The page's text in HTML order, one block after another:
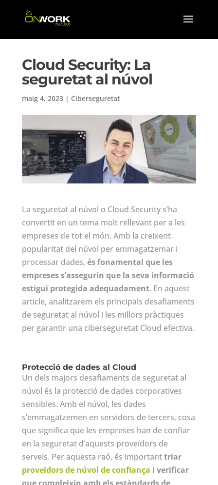
Cloud Security: La
seguretat al núvol
maig 4, 2023| Ciberseguretat
La seguretat al núvol o Cloud Security s’ha
convertit en un tema molt rellevant per a les
empreses de tot el món. Amb la creixent
popularitat del núvol per emmagatzemar i
processar dades, és fonamental que les
empreses s’assegurin que la seva informació
estigui protegida adequadament. En aquest
article, analitzarem els principals desafiaments
de seguretat al núvol i les millors pràctiques
per garantir una ciberseguretat Cloud efectiva.
Protecció de dades al Cloud
Un dels majors desafiaments de seguretat al
núvol és la protecció de dades corporatives
sensibles. Amb el núvol, les dades
s’emmagatzemen en servidors de tercers, cosa
que significa que les empreses han de confiar
en la seguretat d’aquests proveïdors de
serveis. Per aquesta raó, és importanttriar
proveïdors de núvol de confiança i verificar